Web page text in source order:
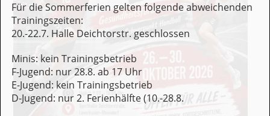
Für die Sommerferien gelten folgende abweichenden
Trainingszeiten:
20.-22.7. Halle Deichtorstr. geschlossen
Minis: kein Trainingsbetrieb
F-Jugend: nur 28.8. ab 17 Uhr
E-Jugend: kein Trainingsbetrieb
D-Jugend: nur 2. Ferienhälfte (10.-28.8.